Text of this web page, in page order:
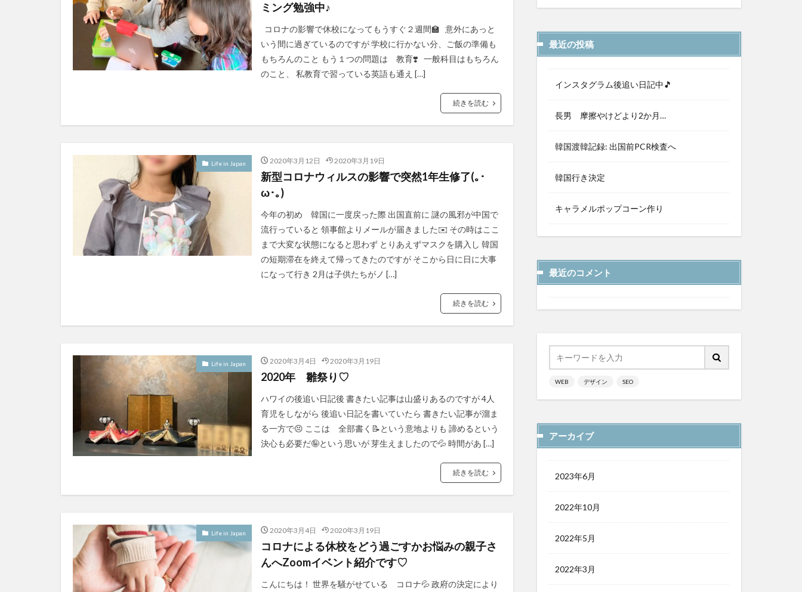
ミング勉強中♪
コロナの影響で休校になってもうすぐ２週間🏫 意外にあっと
いう間に過ぎているのですが 学校に行かない分、ご飯の準備も
もちろんのこと もう１つの問題は 教育❣️ 一般科目はもちろん
のこと、 私教育で習っている英語も通え […]
続きを読む
Life in Japan 2020年3月12日 2020年3月19日
新型コロナウィルスの影響で突然1年生修了(｡･
ω･｡)
今年の初め 韓国に一度戻った際 出国直前に 謎の風邪が中国で
流行っていると 領事館よりメールが届きました✉️ その時はここ
まで大変な状態になると思わず とりあえずマスクを購入し 韓国
の短期滞在を終えて帰ってきたのですが そこから日に日に大事
になって行き 2月は子供たちがノ […]
続きを読む
Life in Japan 2020年3月4日 2020年3月19日
2020年 雛祭り♡
ハワイの後追い日記後 書きたい記事は山盛りあるのですが 4人
育児をしながら 後追い日記を書いていたら 書きたい記事が溜ま
る一方で😣 ここは 全部書く📝という意地よりも 諦めるという
決心も必要だ🤪という思いが 芽生えましたので💦 時間があ […]
続きを読む
Life in Japan 2020年3月4日 2020年3月19日
コロナによる休校をどう過ごすかお悩みの親子さ
んへZoomイベント紹介です♡
こんにちは！ 世界を騒がせている コロナ💦 政府の決定により
最近の投稿
インスタグラム後追い日記中🎵
長男 摩擦やけどより2か月…
韓国渡韓記録: 出国前PCR検査へ
韓国行き決定
キャラメルポップコーン作り
最近のコメント
WEB デザイン SEO
アーカイブ
2023年6月
2022年10月
2022年5月
2022年3月